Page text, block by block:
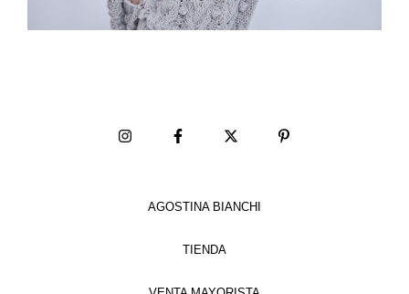
AGOSTINA BIANCHI
TIENDA